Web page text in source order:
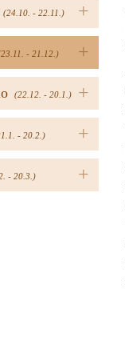
+
(24.10. - 22.11.)
+
- 21.12.)
+
(22.12. - 20.1.)
+
- 20.2.)
+
- 20.3.)